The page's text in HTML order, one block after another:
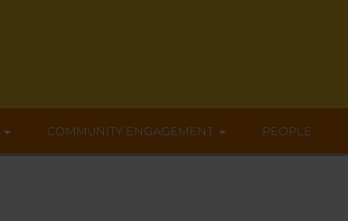
COMMUNITY ENGAGEMENT PEOPLE